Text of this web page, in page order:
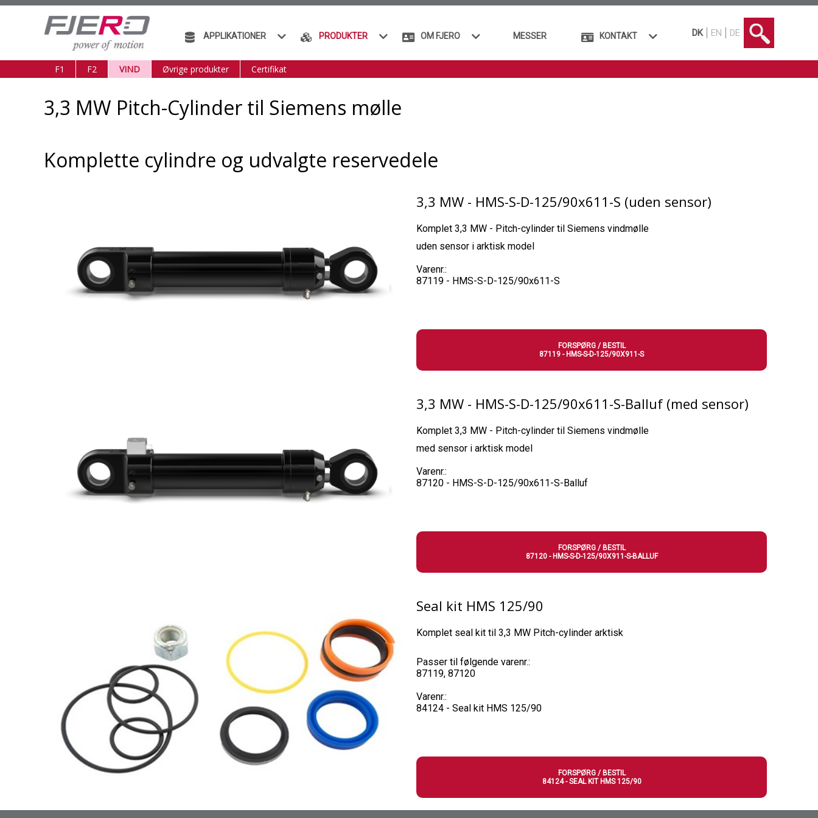
3,3 MW Pitch-Cylinder til Siemens mølle
Komplette cylindre og udvalgte reservedele
3,3 MW - HMS-S-D-125/90x611-S (uden sensor)
Komplet 3,3 MW - Pitch-cylinder til Siemens vindmølle
uden sensor i arktisk model
Varenr.:
87119 - HMS-S-D-125/90x611-S
FORSPØRG / BESTIL
87119 - HMS-S-D-125/90X911-S
3,3 MW - HMS-S-D-125/90x611-S-Balluf (med sensor)
Komplet 3,3 MW - Pitch-cylinder til Siemens vindmølle
med sensor i arktisk model
Varenr.:
87120 - HMS-S-D-125/90x611-S-Balluf
FORSPØRG / BESTIL
87120 - HMS-S-D-125/90X911-S-BALLUF
Seal kit HMS 125/90
Komplet seal kit til 3,3 MW Pitch-cylinder arktisk
Passer til følgende varenr.:
87119, 87120
Varenr.:
84124 - Seal kit HMS 125/90
FORSPØRG / BESTIL
84124 - SEAL KIT HMS 125/90
APPLIKATIONER PRODUKTER OM FJERO MESSER KONTAKT DK EN DE
F1 F2 VIND Øvrige produkter Certifikat